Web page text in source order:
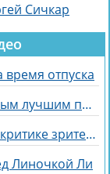
Сичкар
отпуска
Элина Рахимова считает себя самым лучшим подарком на день рождения
Евгений Ромашов прислушался к критике зрителей Дома 2 и сменил причёску
Линочкой Ли